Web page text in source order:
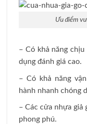
Ưu điểm
– Có khả năng
dụng đánh giá cao.
– Có khả năng
hành nhanh chóng
– Các cửa nhựa giả
phong phú.